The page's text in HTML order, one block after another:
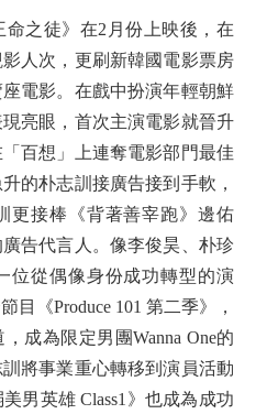
之徒》在2月份上映後，在
人次，更刷新韓國電影票房
電影。在戲中扮演年輕朝鮮
亮眼，首次主演電影就晉升
「百想」上連奪電影部門最佳
的朴志訓接廣告接到手軟，
更接棒《背著善宰跑》邊佑
告代言人。像李俊昊、朴珍
位從偶像身份成功轉型的演
目《Produce 101 第二季》，
成為限定男團Wanna One的
將事業重心轉移到演員活動
男英雄 Class1》也成為成功